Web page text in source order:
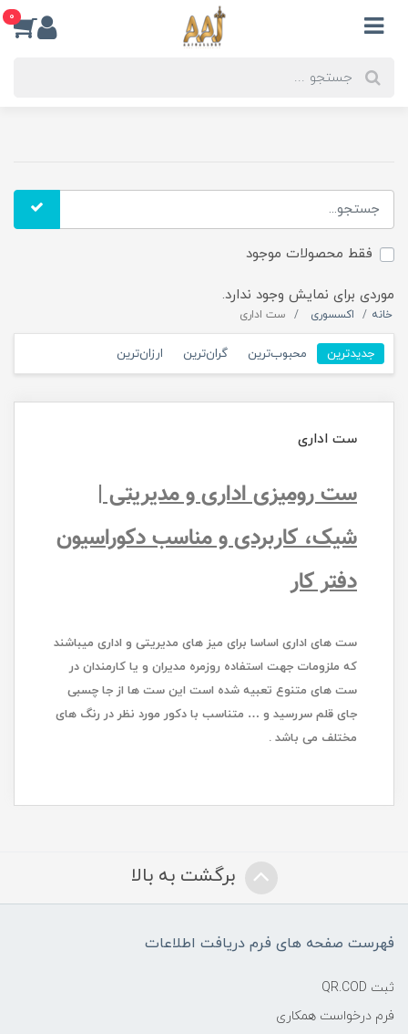
0
فقط محصولات موجود
موردی برای نمایش وجود ندارد.
خانه اکسسوری ست اداری
جدیدترین محبوب‌ترین گران‌ترین ارزان‌ترین
ست اداری
ست رومیزی اداری و مدیریتی |
شیک، کاربردی و مناسب دکوراسیون
دفتر کار
ست های اداری اساسا برای میز های مدیریتی و اداری میباشند
که ملزومات جهت استفاده روزمره مدیران و یا کارمندان در‌
ست های متنوع تعبیه شده است این ست ها از جا چسبی
جای قلم سررسید و … متناسب با دکور مورد نظر در رنگ های
مختلف می باشد .
برگشت به بالا
فهرست صفحه های فرم دریافت اطلاعات
ثبت QR.COD
فرم درخواست همکاری